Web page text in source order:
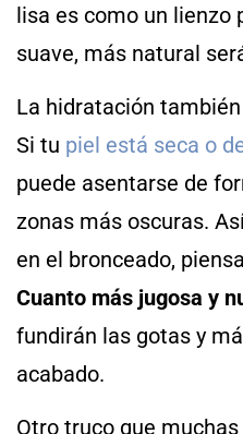
lisa es como un lienzo
suave, más natural
La hidratación
Si tu piel está seca o
puede asentarse de
zonas más oscuras.
en el bronceado,
Cuanto más jugosa y
fundirán las gotas y
acabado.
Otro truco que